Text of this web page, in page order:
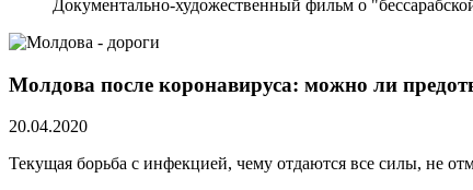
Документально-художественный фильм о
Молдова после коронавируса: можно ли
20.04.2020
Текущая борьба с инфекцией, чему отдаются все силы, не